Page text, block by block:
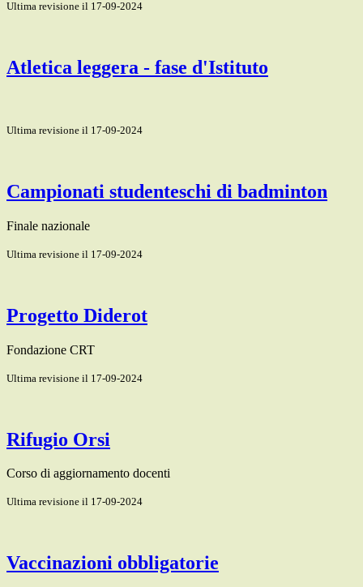
Ultima revisione il 17-09-2024
Atletica leggera - fase d'Istituto
Ultima revisione il 17-09-2024
Campionati studenteschi di badminton
Finale nazionale
Ultima revisione il 17-09-2024
Progetto Diderot
Fondazione CRT
Ultima revisione il 17-09-2024
Rifugio Orsi
Corso di aggiornamento docenti
Ultima revisione il 17-09-2024
Vaccinazioni obbligatorie